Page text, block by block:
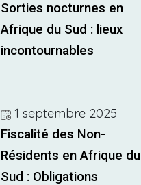
Sorties nocturnes en
Afrique du Sud : lieux
incontournables
1 septembre 2025
Fiscalité des Non-
Résidents en Afrique du
Sud : Obligations